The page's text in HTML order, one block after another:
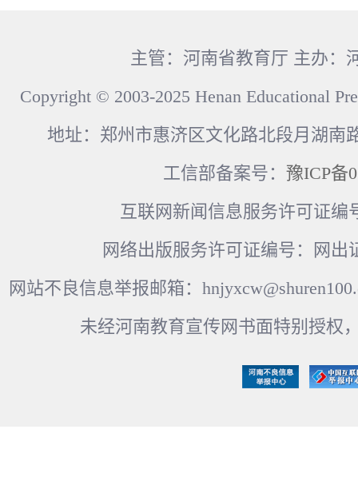
主管：河南省教育厅 主办：
Copyright © 2003-2025 Henan Educational
地址：郑州市惠济区文化路北段月湖南
工信部备案号： 豫ICP备
互联网新闻信息服务许可证编
网络出版服务许可证编号：网出
网站不良信息举报邮箱：
未经河南教育宣传网书面特别授权